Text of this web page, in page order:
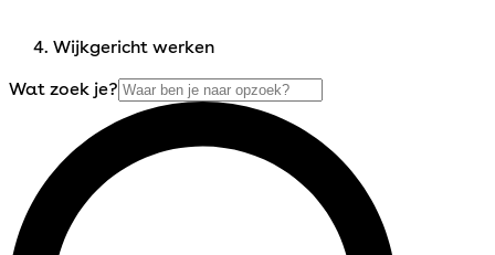
Wijkgericht werken
Wat zoek je?